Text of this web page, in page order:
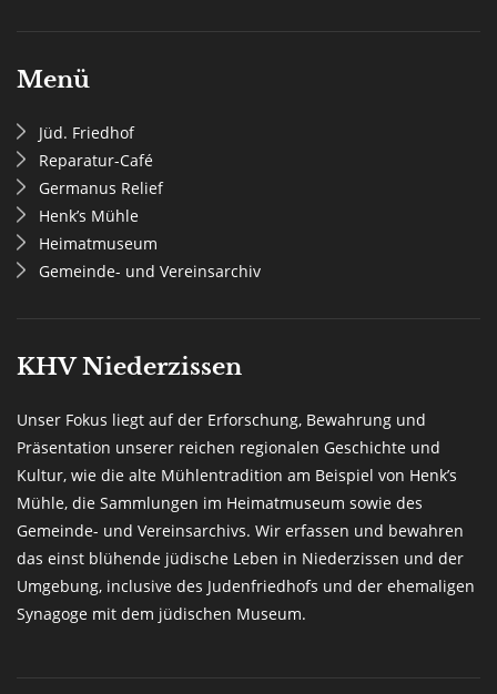
Menü
Jüd. Friedhof
Reparatur-Café
Germanus Relief
Henk’s Mühle
Heimatmuseum
Gemeinde- und Vereinsarchiv
KHV Niederzissen
Unser Fokus liegt auf der Erforschung, Bewahrung und
Präsentation unserer reichen regionalen Geschichte und
Kultur, wie die alte Mühlentradition am Beispiel von Henk’s
Mühle, die Sammlungen im Heimatmuseum sowie des
Gemeinde- und Vereinsarchivs. Wir erfassen und bewahren
das einst blühende jüdische Leben in Niederzissen und der
Umgebung, inclusive des Judenfriedhofs und der ehemaligen
Synagoge mit dem jüdischen Museum.